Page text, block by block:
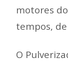
motores
tempos,
O